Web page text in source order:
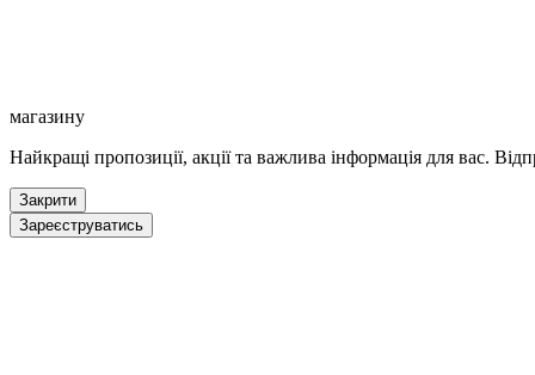
магазину
Найкращі пропозиції, акції та важлива інформація для вас.
Закрити
Зареєструватись